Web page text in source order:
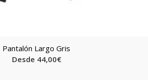
Pantalón Largo Gris
Desde 44,00€